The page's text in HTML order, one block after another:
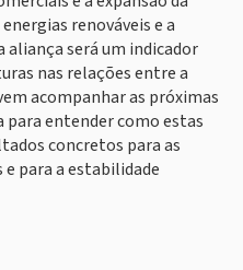
renováveis e a
será um indicador
nas relações entre a
acompanhar as próximas
para entender como estas
concretos para as
para a estabilidade